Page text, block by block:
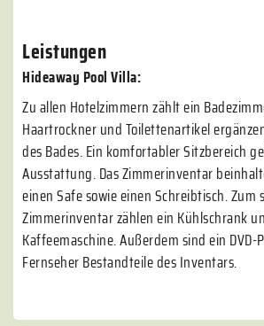
Leistungen
Hideaway Pool Villa:
Zu allen Hotelzimmern zählt ein
Haartrockner und Toilettenartikel
des Bades. Ein komfortabler Sitzbereich
Ausstattung. Das Zimmerinventar
einen Safe sowie einen Schreibtisch.
Zimmerinventar zählen ein Kühlschrank
Kaffeemaschine. Außerdem sind ein
Fernseher Bestandteile des Inventars.